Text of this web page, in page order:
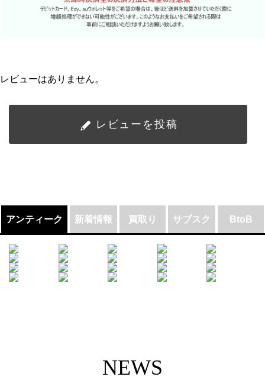
レビューはありません。
レビューを投稿
アンティーク 新着情報 買取り サブスク BtoB
NEWS